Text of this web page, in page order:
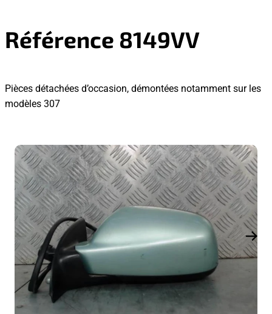
Référence 8149VV
Pièces détachées d’occasion, démontées notamment sur les
modèles 307